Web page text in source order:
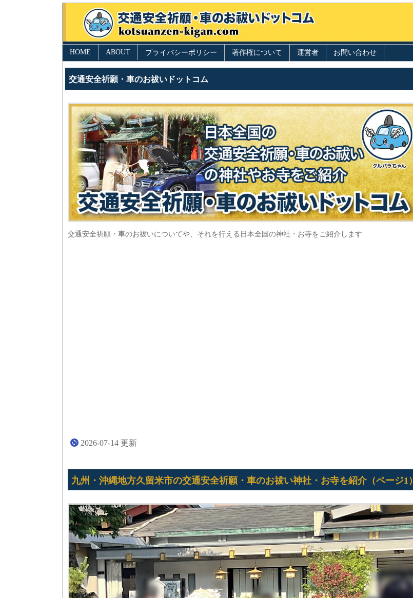
交通安全祈願・車のお祓いドットコム
交通安全祈願・車のお祓いについてや、それを行える日本全国の神社・お寺をご紹介します
2026-07-14 更新
九州・沖縄地方久留米市の交通安全祈願・車のお祓い神社・お寺を紹介（ページ1）
HOME ABOUT プライバシーポリシー 著作権について 運営者 お問い合わせ